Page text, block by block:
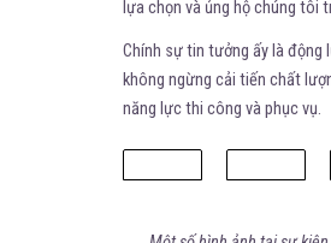
lựa chọn và ủng hộ chúng tôi
Chính sự tin tưởng ấy là động
không ngừng cải tiến chất
năng lực thi công và phục vụ.